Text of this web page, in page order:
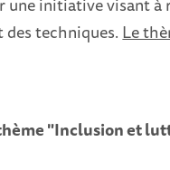
techniques. Le
"Inclusion et